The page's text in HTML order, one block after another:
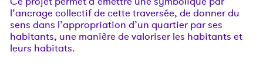
l’ancrage collectif de cette traversée, de donner du
sens dans l’appropriation d’un quartier par ses
habitants, une manière de valoriser les habitants et
leurs habitats.